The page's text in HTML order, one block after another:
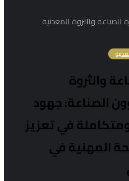
الصناعة والثروة المعدنية
والثروة
الصناعة: جهود
ومتكاملة في تعزيز
المهنية في